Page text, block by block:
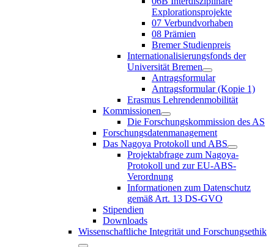
Explorationsprojekte
07 Verbundvorhaben
08 Prämien
Bremer Studienpreis
Internationalisierungsfonds der
Universität Bremen
Antragsformular
Antragsformular (Kopie 1)
Erasmus Lehrendenmobilität
Kommissionen
Die Forschungskommission des AS
Forschungsdatenmanagement
Das Nagoya Protokoll und ABS
Projektabfrage zum Nagoya-
Protokoll und zur EU-ABS-
Verordnung
Informationen zum Datenschutz
gemäß Art. 13 DS-GVO
Stipendien
Downloads
Wissenschaftliche Integrität und Forschungsethik